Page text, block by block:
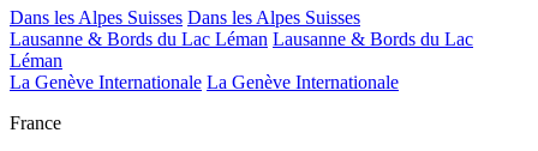
Dans les Alpes Suisses Dans les Alpes Suisses
Lausanne & Bords du Lac Léman Lausanne & Bords du Lac
Léman
La Genève Internationale La Genève Internationale
France